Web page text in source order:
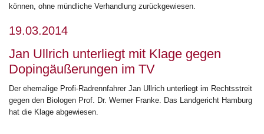
können, ohne mündliche Verhandlung zurückgewiesen.
19.03.2014
Jan Ullrich unterliegt mit Klage gegen
Dopingäußerungen im TV
Der ehemalige Profi-Radrennfahrer Jan Ullrich unterliegt im Rechtsstreit
gegen den Biologen Prof. Dr. Werner Franke. Das Landgericht Hamburg
hat die Klage abgewiesen.